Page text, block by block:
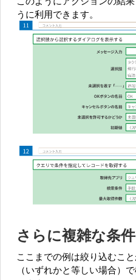
うに利用できます。
さらに複雑な条
ここまでの例は絞り込むこ
（いずれかと等しい場合）